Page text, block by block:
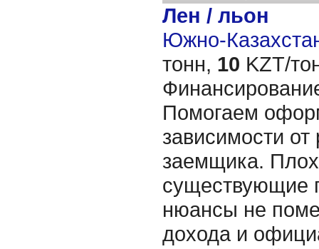
Лен / льон
Южно-
тонн, 10 KZT/
Помогаем
зависимости от
заемщика.
существующие
нюансы не
дохода и